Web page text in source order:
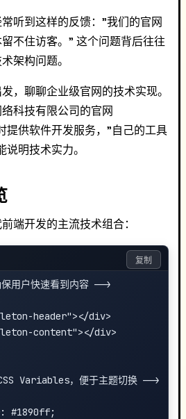
听到这样的反馈："我们的官网
不住访客。" 这个问题背后往往
架构问题。
，聊聊企业级官网的技术实现。
科技有限公司的官网
提供软件开发服务，"自己的工具
明技术实力。
端开发的主流技术组合：
用户快速看到内容 -->
header"></div>
content"></div>
Variables，便于主题切换 -->
#1890ff;
复制